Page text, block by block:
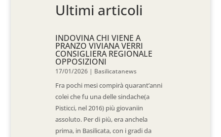
Ultimi articoli
INDOVINA CHI VIENE A
PRANZO VIVIANA VERRI
CONSIGLIERA REGIONALE
OPPOSIZIONI
17/01/2026 | Basilicatanews
Fra pochi mesi compirà quarant’anni
colei che fu una delle sindache(a
Pisticci, nel 2016) più giovaniin
assoluto. Per di più, era anchela
prima, in Basilicata, con i gradi da